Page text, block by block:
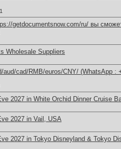
getdocumentsnow.com/ru/ вы
Wholesale Suppliers
aud/cad/RMB/euros/CNY/ (WhatsApp :
2027 in White Orchid Dinner Cruise
2027 in Vail, USA
2027 in Tokyo Disneyland & Tokyo